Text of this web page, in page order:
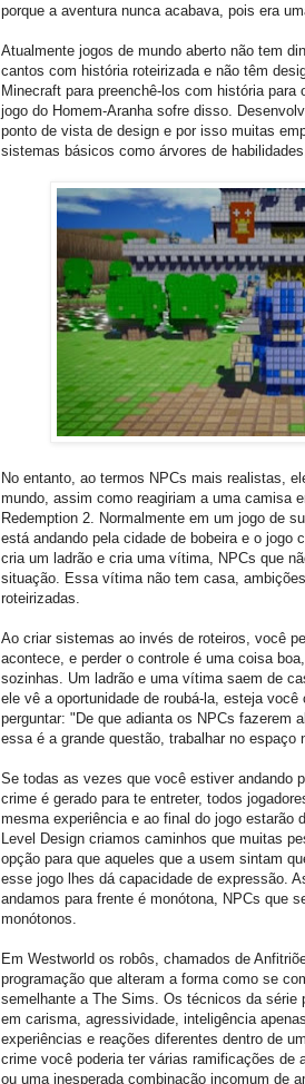
porque a aventura nunca acabava, pois era
Atualmente jogos de mundo aberto não tem
cantos com história roteirizada e não têm
Minecraft para preenchê-los com história
jogo do Homem-Aranha sofre disso.
ponto de vista de design e por isso muitas
sistemas básicos como árvores de
No entanto, ao termos NPCs mais realistas,
mundo, assim como reagiriam a uma camisa
Redemption 2. Normalmente em um jogo de
está andando pela cidade de bobeira e o jogo
cria um ladrão e cria uma vítima, NPCs que
situação. Essa vítima não tem casa,
roteirizadas.
Ao criar sistemas ao invés de roteiros, você
acontece, e perder o controle é uma coisa
sozinhas. Um ladrão e uma vítima saem de
ele vê a oportunidade de roubá-la, esteja
perguntar: "De que adianta os NPCs fazerem
essa é a grande questão, trabalhar no espaço
Se todas as vezes que você estiver andando
crime é gerado para te entreter, todos
mesma experiência e ao final do jogo estarão
Level Design criamos caminhos que muitas
opção para que aqueles que a usem sintam
esse jogo lhes dá capacidade de expressão.
andamos para frente é monótona, NPCs que
monótonos.
Em Westworld os robôs, chamados de
programação que alteram a forma como se
semelhante a The Sims. Os técnicos da série
em carisma, agressividade, inteligência
experiências e reações diferentes dentro de
crime você poderia ter várias ramificações de
ou uma inesperada combinação incomum de